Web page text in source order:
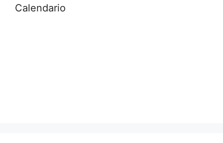
Calendario